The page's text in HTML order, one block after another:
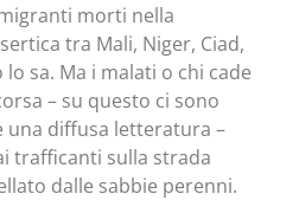
morti nella
tra Mali, Niger, Ciad,
sa. Ma i malati o chi cade
– su questo ci sono
una diffusa letteratura –
trafficanti sulla strada
dalle sabbie perenni.